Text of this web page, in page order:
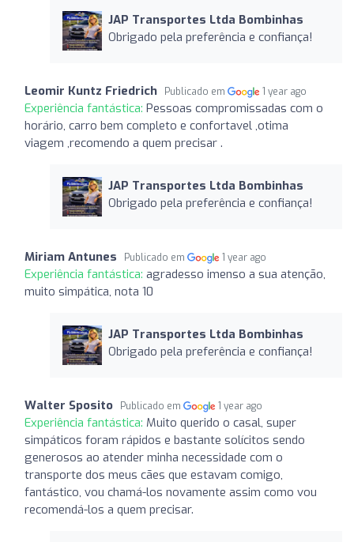
JAP Transportes Ltda Bombinhas
Obrigado pela preferência e confiança!
Leomir Kuntz Friedrich Publicado em 1 year ago
Experiência fantástica: Pessoas compromissadas com o
horário, carro bem completo e confortavel ,otima
viagem ,recomendo a quem precisar .
JAP Transportes Ltda Bombinhas
Obrigado pela preferência e confiança!
Miriam Antunes Publicado em 1 year ago
Experiência fantástica: agradesso imenso a sua atenção,
muito simpática, nota 10
JAP Transportes Ltda Bombinhas
Obrigado pela preferência e confiança!
Walter Sposito Publicado em 1 year ago
Experiência fantástica: Muito querido o casal, super
simpáticos foram rápidos e bastante solícitos sendo
generosos ao atender minha necessidade com o
transporte dos meus cães que estavam comigo,
fantástico, vou chamá-los novamente assim como vou
recomendá-los a quem precisar.